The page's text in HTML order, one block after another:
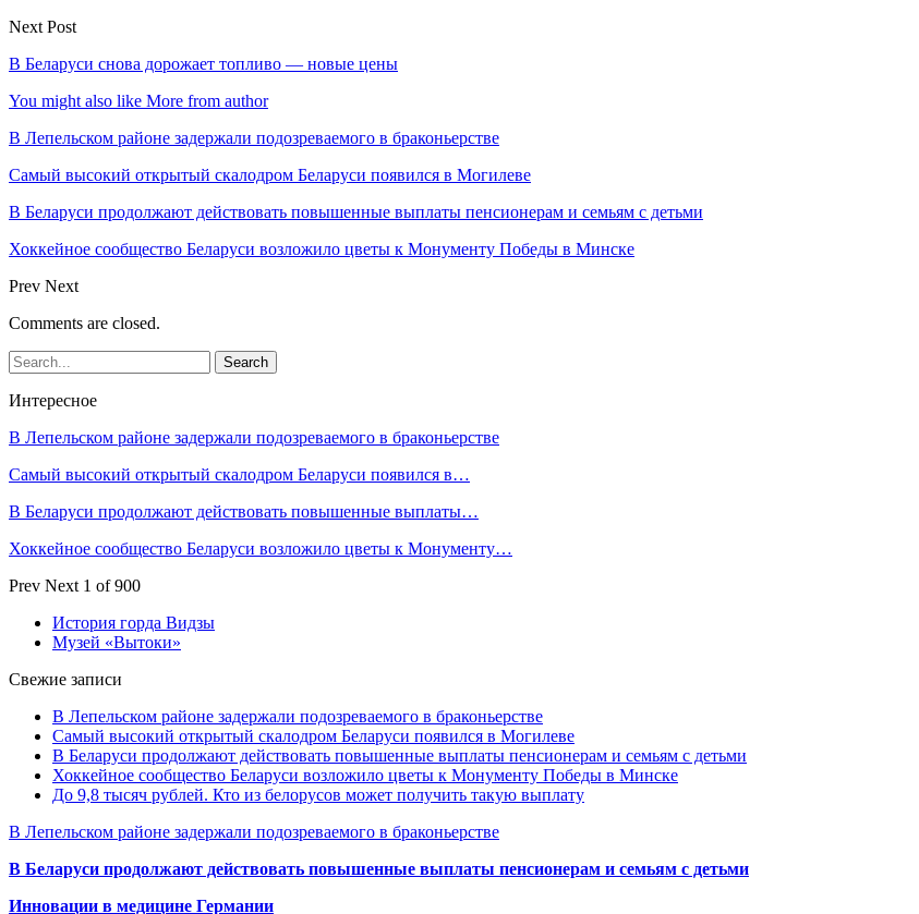
Next Post
В Беларуси снова дорожает топливо — новые цены
You might also like More from author
В Лепельском районе задержали подозреваемого в браконьерстве
Самый высокий открытый скалодром Беларуси появился в Могилеве
В Беларуси продолжают действовать повышенные выплаты пенсионерам и семьям с детьми
Хоккейное сообщество Беларуси возложило цветы к Монументу Победы в Минске
Prev Next
Comments are closed.
Интересное
В Лепельском районе задержали подозреваемого в браконьерстве
Самый высокий открытый скалодром Беларуси появился в…
В Беларуси продолжают действовать повышенные выплаты…
Хоккейное сообщество Беларуси возложило цветы к Монументу…
Prev Next 1 of 900
История горда Видзы
Музей «Вытоки»
Свежие записи
В Лепельском районе задержали подозреваемого в браконьерстве
Самый высокий открытый скалодром Беларуси появился в Могилеве
В Беларуси продолжают действовать повышенные выплаты пенсионерам и семьям с детьми
Хоккейное сообщество Беларуси возложило цветы к Монументу Победы в Минске
До 9,8 тысяч рублей. Кто из белорусов может получить такую выплату
В Лепельском районе задержали подозреваемого в браконьерстве
В Беларуси продолжают действовать повышенные выплаты пенсионерам и семьям с детьми
Инновации в медицине Германии